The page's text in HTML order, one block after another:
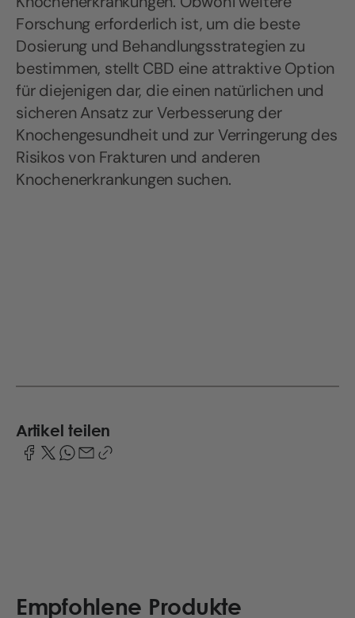
Forschung erforderlich ist, um die beste
Dosierung und Behandlungsstrategien zu
bestimmen, stellt CBD eine attraktive Option
für diejenigen dar, die einen natürlichen und
sicheren Ansatz zur Verbesserung der
Knochengesundheit und zur Verringerung des
Risikos von Frakturen und anderen
Knochenerkrankungen suchen.
Artikel teilen
Empfohlene Produkte